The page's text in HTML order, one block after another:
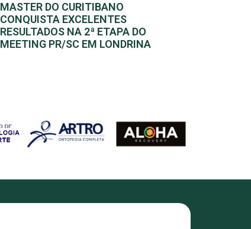
MASTER DO CURITIBANO
CONQUISTA EXCELENTES
RESULTADOS NA 2ª ETAPA DO
MEETING PR/SC EM LONDRINA